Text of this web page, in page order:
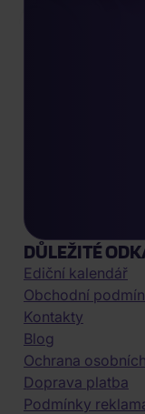
DŮLEŽITÉ
Ediční kalendář
Obchodní
Kontakty
Blog
Ochrana
Doprava platba
Podmínky